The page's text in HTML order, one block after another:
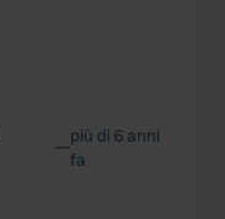
—più di 6 anni
fa